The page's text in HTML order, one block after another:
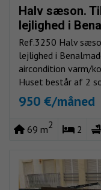
Halv sæson.
lejlighed i
Ref.3250 Halv
lejlighed i
aircondition varm/
Huset består af 2
950 €/måned
69 m2 2